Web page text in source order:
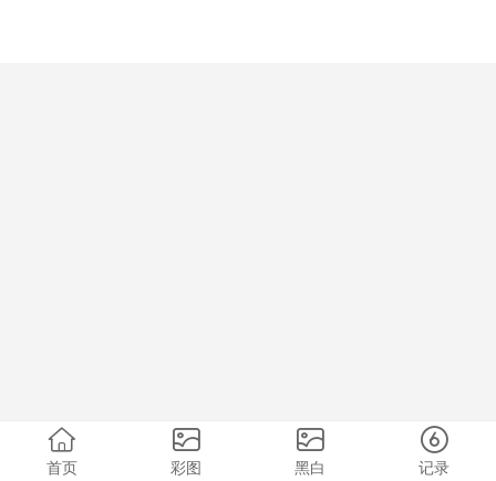
首页 彩图 黑白 记录